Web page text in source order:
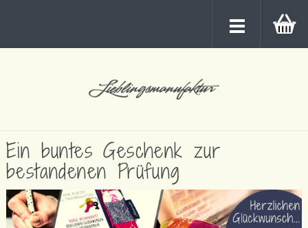
Ein buntes Geschenk zur
bestandenen Prüfung